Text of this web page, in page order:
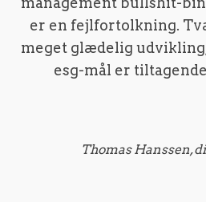
er en fejlfortolkning.
meget glædelig
esg-mål er
Thomas Hanssen,